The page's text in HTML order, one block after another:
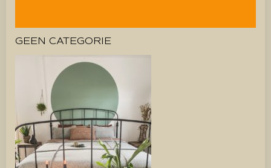
GEEN CATEGORIE